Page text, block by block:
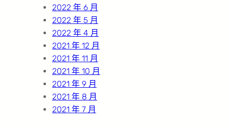
2022 年 6 月
2022 年 5 月
2022 年 4 月
2021 年 12 月
2021 年 11 月
2021 年 10 月
2021 年 9 月
2021 年 8 月
2021 年 7 月